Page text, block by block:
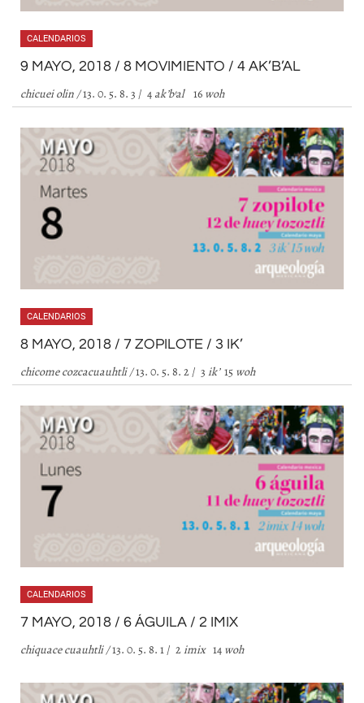
CALENDARIOS
9 MAYO, 2018 / 8 MOVIMIENTO / 4 AK’B’AL
chicuei olin/13. 0. 5. 8. 3 / 4 akb’al 16 woh
CALENDARIOS
8 MAYO, 2018 / 7 ZOPILOTE / 3 IK’
chicome cozcacuauhtli/13. 0. 5. 8. 2 / 3 ik15 woh
CALENDARIOS
7 MAYO, 2018 / 6 ÁGUILA / 2 IMIX
chiquace cuauhtli/13. 0. 5. 8. 1 / 2imix14 woh